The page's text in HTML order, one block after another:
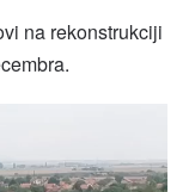
na rekonstrukciji